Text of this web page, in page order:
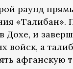
раунд
Дохе, и
войск, а